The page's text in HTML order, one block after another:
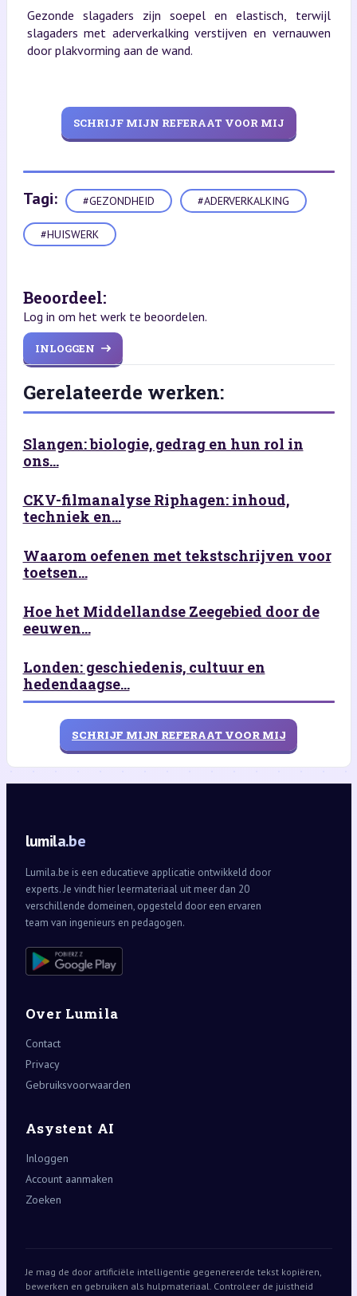
Gezonde slagaders zijn soepel en elastisch, terwijl
slagaders met aderverkalking verstijven en vernauwen
door plakvorming aan de wand.
SCHRIJF MIJN REFERAAT VOOR MIJ
Tagi: #GEZONDHEID #ADERVERKALKING
#HUISWERK
Beoordeel:
Log in om het werk te beoordelen.
INLOGGEN
Gerelateerde werken:
Slangen: biologie, gedrag en hun rol in
ons...
CKV-filmanalyse Riphagen: inhoud,
techniek en...
Waarom oefenen met tekstschrijven voor
toetsen...
Hoe het Middellandse Zeegebied door de
eeuwen...
Londen: geschiedenis, cultuur en
hedendaagse...
SCHRIJF MIJN REFERAAT VOOR MIJ
lumila.be
Lumila.be is een educatieve applicatie ontwikkeld door
experts. Je vindt hier leermateriaal uit meer dan 20
verschillende domeinen, opgesteld door een ervaren
team van ingenieurs en pedagogen.
Over Lumila
Contact
Privacy
Gebruiksvoorwaarden
Asystent AI
Inloggen
Account aanmaken
Zoeken
Je mag de door artificiële intelligentie gegenereerde tekst kopiëren,
bewerken en gebruiken als hulpmateriaal. Controleer de juistheid